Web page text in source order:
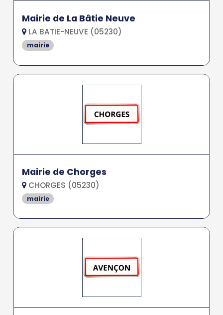
Mairie de La Bâtie Neuve
LA BATIE-NEUVE (05230)
mairie
Mairie de Chorges
CHORGES (05230)
mairie